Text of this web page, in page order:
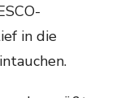
in die